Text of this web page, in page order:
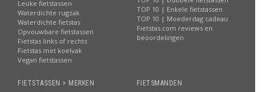
Leuke fietstassen
Waterdichte rugzak
Waterdichte fietstas
Opvouwbare fietstassen
Fietstas links of rechts
Fietstas met koelvak
Vegan fietstassen
TOP 10 | Enkele fietstassen
TOP 10 | Moederdag cadeau
Fietstas.com reviews en
beoordelingen
FIETSTASSEN > MERKEN FIETSMANDEN